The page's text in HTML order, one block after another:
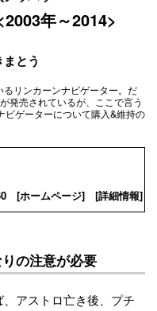
年～2014>
とう
リンカーンナビゲーター。だ
発売されているが、ここで言う
ゲーターについて購入&維持の
[ホームページ] [詳細情報]
の注意が必要
アストロ亡き後、プチ